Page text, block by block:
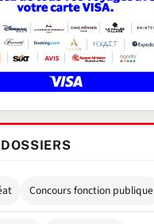
Concours fonction publique